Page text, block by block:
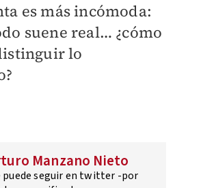
es más incómoda:
suene real… ¿cómo
lo
Manzano Nieto
puede seguir en twitter -por